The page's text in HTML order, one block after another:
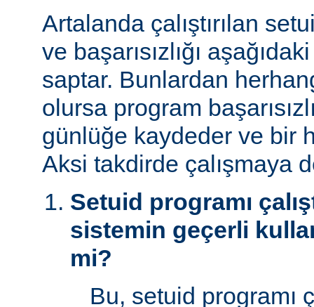
Artalanda çalıştırılan
ve başarısızlığı
saptar. Bunlardan
olursa program
günlüğe kaydeder ve bir
Aksi takdirde çalışmaya
Setuid programı
sistemin geçerli
mi?
Bu, setuid programı